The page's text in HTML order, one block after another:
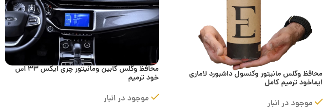
محافظ وگلس مانیتور وکنسول داشبورد لاماری
ایماخود ترمیم کامل
موجود در انبار
محافظ وگلس کابین ومانیتور چری ایکس 33 اس
خود ترمیم
موجود در انبار